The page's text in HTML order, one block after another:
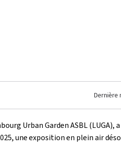
Dernière
Urban Garden ASBL(LUGA),
une exposition en plein air